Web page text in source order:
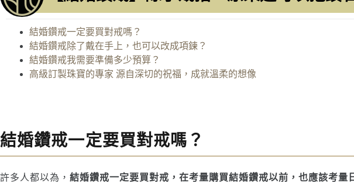
結婚鑽戒一定要買對戒嗎？
結婚鑽戒除了戴在手上，也可以改成項鍊？
結婚鑽戒我需要準備多少預算？
高級訂製珠寶的專家 源自深切的祝福，成就溫柔的想像
結婚鑽戒一定要買對戒嗎？
許多人都以為， 結婚鑽戒一定要買對戒，在考量購買結婚鑽戒以前，也應該考量